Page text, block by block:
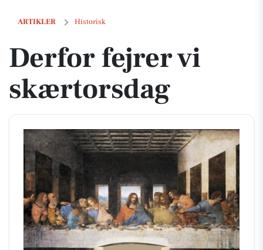
ARTIKLER Historisk
Derfor fejrer vi skærtorsdag
Derfor fejrer vi
skærtorsdag